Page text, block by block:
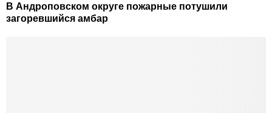
В Андроповском округе пожарные потушили
загоревшийся амбар